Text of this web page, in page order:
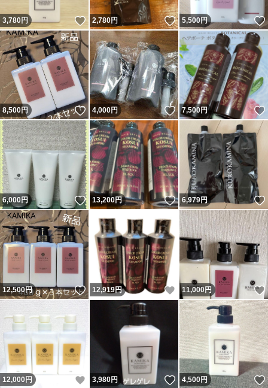
3,780円 いいね！
2,780円 いいね！
5,500円
8,500円 いいね！
4,000円 いいね！
7,500円
6,000円 いいね！
13,200円 いいね！
6,979円
12,500円 いいね！
12,919円 いいね！
11,000円
12,000円 いいね！
3,980円 いいね！
4,500円